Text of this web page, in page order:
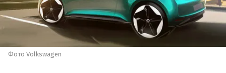
Фото Volkswagen